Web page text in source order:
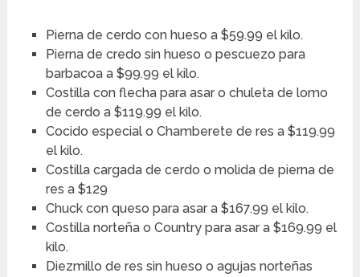
Pierna de cerdo con hueso a $59.99 el kilo.
Pierna de credo sin hueso o pescuezo para
barbacoa a $99.99 el kilo.
Costilla con flecha para asar o chuleta de lomo
de cerdo a $119.99 el kilo.
Cocido especial o Chamberete de res a $119.99
el kilo.
Costilla cargada de cerdo o molida de pierna de
res a $129
Chuck con queso para asar a $167.99 el kilo.
Costilla norteña o Country para asar a $169.99 el
kilo.
Diezmillo de res sin hueso o agujas norteñas